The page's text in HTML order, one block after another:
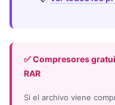
✅ Compresores
RAR
Si el archivo viene